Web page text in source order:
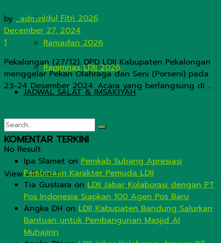
Idul Fitri 2026
Ramadan 2026
Rapimnas LDII 2026
JADWAL SALAT & IMSAKIYAH
No Result
View All Result
by _admin
December 27, 2024
1
Pekalongan (27/12). DPD LDII Kabupaten Pekalongan
menggelar Pekan Olahraga dan Seni (Porseni) pada
23-24 Desember 2024. Acara yang berlangsung di ...
KOMENTAR TERKINI
Ipa Slamet on Pemkab Subang Apresiasi
Pembinaan Karakter Pemuda LDII
Tia Gustiara on LDII Jabar Kolaborasi dengan PT
Pos Indonesia Siapkan 100 Agen Pos Baru
Angka DH on LDII Kabupaten Bandung Salurkan
Bantuan untuk Pembangunan Masjid Al
Muhajirin